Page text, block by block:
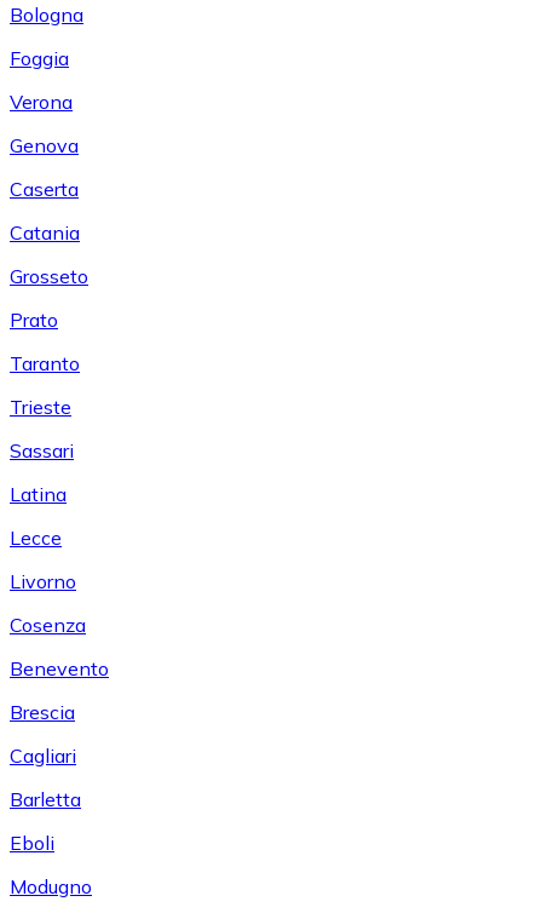
Bologna
Foggia
Verona
Genova
Caserta
Catania
Grosseto
Prato
Taranto
Trieste
Sassari
Latina
Lecce
Livorno
Cosenza
Benevento
Brescia
Cagliari
Barletta
Eboli
Modugno